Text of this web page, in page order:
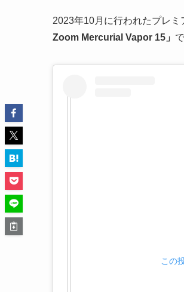
2023年10月に行われたプレ
Zoom Mercurial Vapor 15」
この